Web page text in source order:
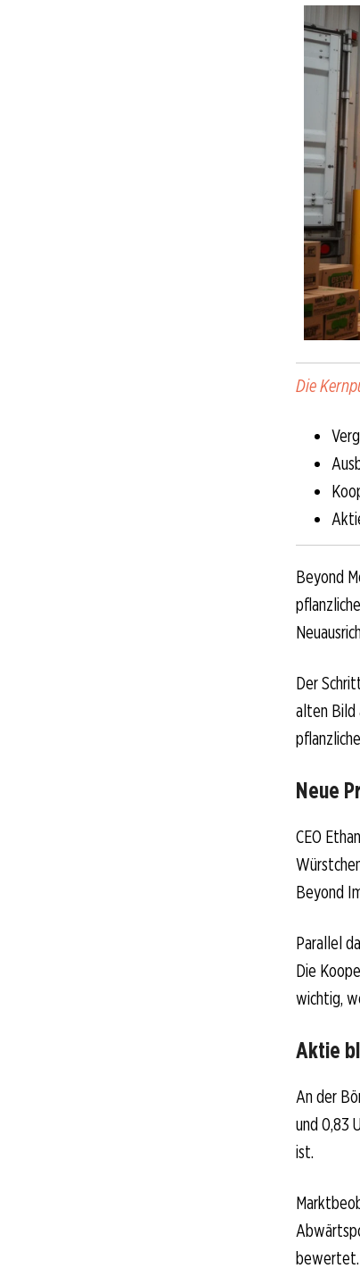
Die
Beyond
Der
alten Bild
Neue
CEO
Beyond
Parallel
Die
wichtig,
Aktie
An der
und 0,83
ist.
bewertet.